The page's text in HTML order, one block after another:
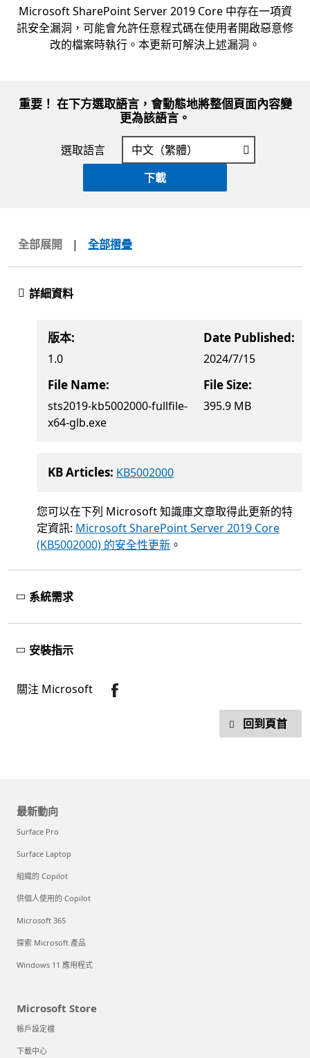
Microsoft SharePoint Server 2019 Core 中存在一項資
訊安全漏洞，可能會允許任意程式碼在使用者開啟惡意修
改的檔案時執行。本更新可解決上述漏洞。
重要！ 在下方選取語言，會動態地將整個頁面內容變
更為該語言。
選取語言
下載
全部展開 | 全部摺疊
詳細資料
版本:
1.0
Date Published:
2024/7/15
File Name:
sts2019-kb5002000-fullfile-
x64-glb.exe
File Size:
395.9 MB
KB Articles: KB5002000
您可以在下列 Microsoft 知識庫文章取得此更新的特
定資訊: Microsoft SharePoint Server 2019 Core
(KB5002000) 的安全性更新 。
系統需求
安裝指示
關注 Microsoft
回到頁首
最新動向
Surface Pro
Surface Laptop
組織的 Copilot
供個人使用的 Copilot
Microsoft 365
探索 Microsoft 產品
Windows 11 應用程式
Microsoft Store
帳戶設定檔
下載中心